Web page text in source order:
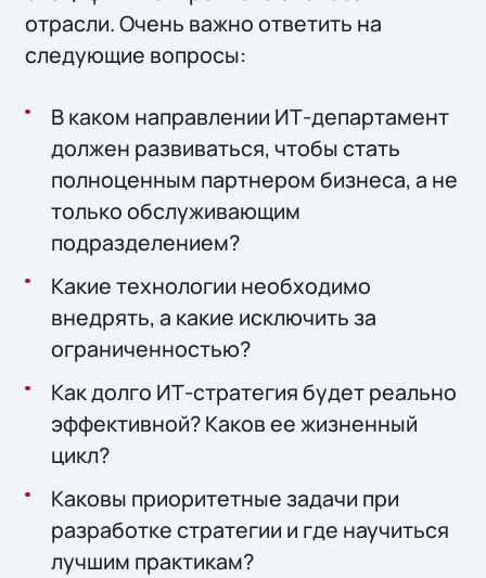
отрасли. Очень важно ответить на
следующие вопросы:
В каком направлении ИТ-департамент
должен развиваться, чтобы стать
полноценным партнером бизнеса, а не
только обслуживающим
подразделением?
Какие технологии необходимо
внедрять, а какие исключить за
ограниченностью?
Как долго ИТ-стратегия будет реально
эффективной? Каков ее жизненный
цикл?
Каковы приоритетные задачи при
разработке стратегии и где научиться
лучшим практикам?